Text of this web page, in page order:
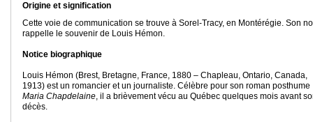
Origine et signification
Cette voie de communication se trouve à Sorel-Tracy, en Montérégie. Son
rappelle le souvenir de Louis Hémon.
Notice biographique
Louis Hémon (Brest, Bretagne, France, 1880 – Chapleau, Ontario, Canada,
1913) est un romancier et un journaliste. Célèbre pour son roman posthume
Maria Chapdelaine, il a brièvement vécu au Québec quelques mois avant
décès.